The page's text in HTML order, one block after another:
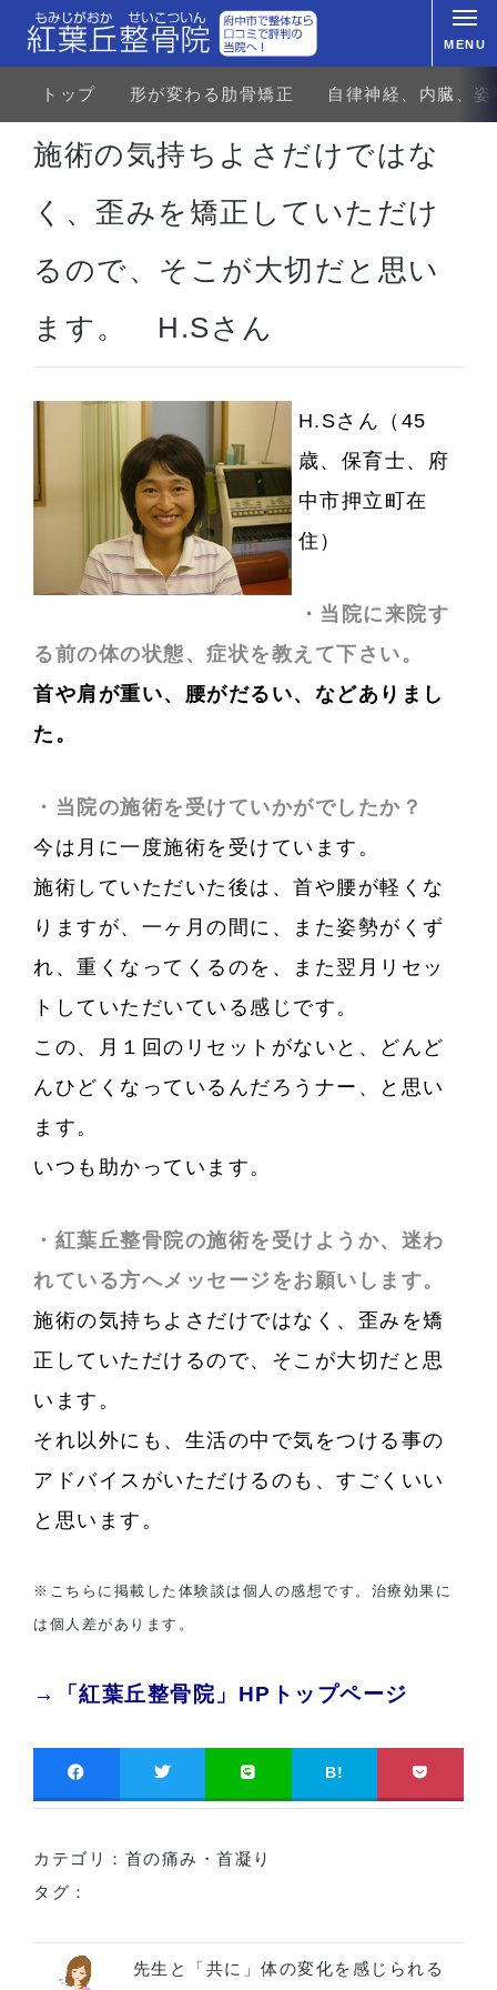
MENU
トップ 形が変わる肋骨矯正 自律神経、内臓、
ホーム お客様の声 首・肩のトラブル 首の痛み・首凝り 施術の気持ちよさだけではなく
施術の気持ちよさだけではな
く、歪みを矯正していただけ
るので、そこが大切だと思い
ます。 H.Sさん
H.Sさん
（45
歳、 保育士、 府
中市押立町在
住）
・ 当院に来院す
る前の体の状態、症状を教えて下さい。
首や肩が重い、腰がだるい、などありまし
た。
・当院の施術を受けていかがでしたか？
今は月に一度施術を受けています。
施術していただいた後は、首や腰が軽くな
りますが、一ヶ月の間に、また姿勢がくず
れ、重くなってくるのを、また翌月リセッ
トしていただいている感じです。
この、月１回のリセットがないと、どんど
んひどくなっているんだろうナー、と思い
ます。
いつも助かっています。
・紅葉丘整骨院の施術を受けようか、迷わ
れている方へメッセージをお願いします。
施術の気持ちよさだけではなく、歪みを矯
正していただけるので、そこが大切だと思
います。
それ以外にも、生活の中で気をつける事の
アドバイスがいただけるのも、すごくいい
と思います。
※こちらに掲載した体験談は個人の感想です。治療効果に
は個人差があります。
→「紅葉丘整骨院」HPトップページ
B!
カテゴリ： 首の痛み・首凝り
タグ：
先生と「共に」体の変化を感じられる